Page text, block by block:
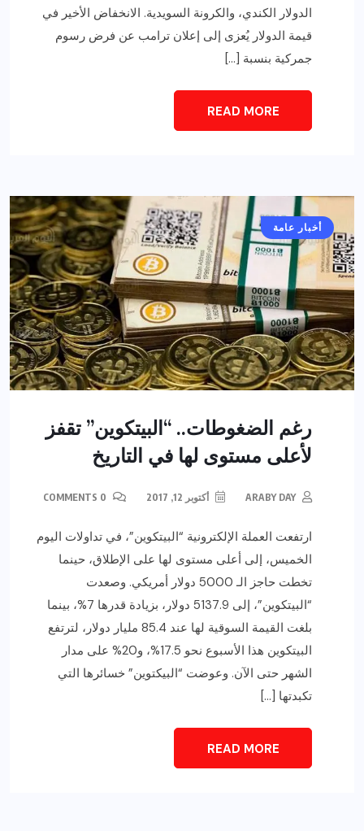
الدولار الكندي، والكرونة السويدية. الانخفاض الأخير في
قيمة الدولار يُعزى إلى إعلان ترامب عن فرض رسوم
جمركية بنسبة […]
READ MORE
أخبار عامة
رغم الضغوطات.. “البيتكوين” تقفز
لأعلى مستوى لها في التاريخ
ARABY DAY أكتوبر 12, 2017
ارتفعت العملة الإلكترونية “البيتكوين”، في تداولات اليوم
الخميس، إلى أعلى مستوى لها على الإطلاق، حينما
تخطت حاجز الـ 5000 دولار أمريكي. وصعدت
“البيتكوين”، إلى 5137.9 دولار، بزيادة قدرها 7%، بينما
بلغت القيمة السوقية لها عند 85.4 مليار دولار، لترتفع
البيتكوين هذا الأسبوع نحو 17.5%، و20% على مدار
الشهر حتى الآن. وعوضت “البيكتوين” خسائرها التي
تكبدتها […]
READ MORE